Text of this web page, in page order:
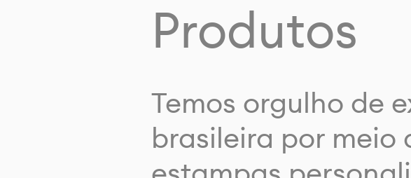
Produtos
Temos orgulho de
brasileira por meio